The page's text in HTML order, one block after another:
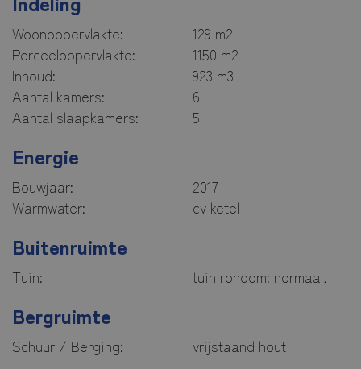
Woonoppervlakte:
129 m2
Perceeloppervlakte:
1150 m2
Inhoud:
923 m3
Aantal kamers:
6
Aantal slaapkamers:
5
Energie
Bouwjaar:
2017
Warmwater:
cv ketel
Buitenruimte
Tuin: tuin rondom: normaal,
Bergruimte
Schuur / Berging: vrijstaand hout